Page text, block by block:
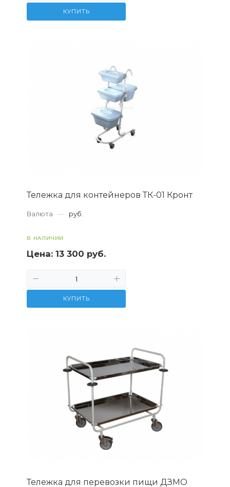
КУПИТЬ
Тележка для контейнеров ТК-01 Кронт
Валюта — руб.
В НАЛИЧИИ
Цена: 13 300 руб.
КУПИТЬ
Тележка для перевозки пищи ДЗМО